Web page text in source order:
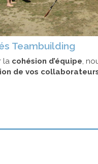
Teambuilding
la cohésion d’équipe,
de vos